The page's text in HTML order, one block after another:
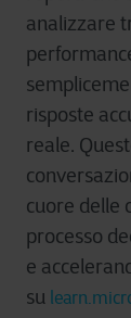
analizzare
risposte
reale.
cuore delle
processo
e
su